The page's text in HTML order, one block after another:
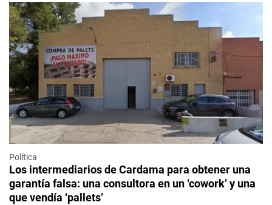
Política
Los intermediarios de Cardama para obtener una
garantía falsa: una consultora en un ‘cowork’ y una
que vendía ‘pallets’